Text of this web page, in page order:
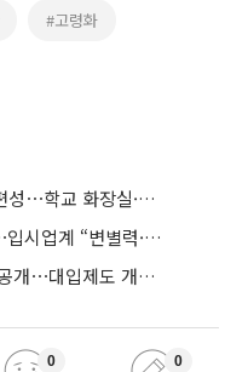
#고령화
서울교육청, 1조1711억 추경안 편성⋯학교 화장실·냉난방 손본다
수능 절대평가·서논술형 공론화⋯입시업계 “변별력·사교육 대책 먼저”
국교위, 국가교육발전계획 10월 공개⋯대입제도 개편 공론화 추진
0 0